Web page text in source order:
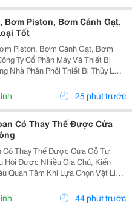
Bơm Piston, Bơm Cánh Gạt,
Tốt
Piston, Bơm Cánh Gạt, Bơm
Ty Cổ Phần Máy Và Thiết Bị
Nhà Phân Phối Thiết Bị Thủy Lực
Tự Động Hóa. Tư Vấn, Sửa
Kế Hệ Thống Thủy Lực Nhanh
25 phút trước
Có Thay Thế Được Cửa
Thay Thế Được Cửa Gỗ Tự
Hỏi Được Nhiều Gia Chủ, Kiến
Quan Tâm Khi Lựa Chọn Vật Liệu
Hiện Đại. Trong Bối Cảnh Giá
Cao, Khai Thác Gỗ Gây Áp
44 phút trước